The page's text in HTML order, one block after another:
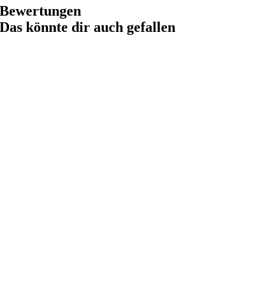
Bewertungen
Das könnte dir auch gefallen